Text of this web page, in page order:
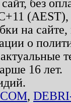
без
на
о
16 лет.
,